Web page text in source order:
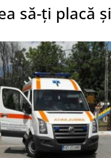
să-ți placă și